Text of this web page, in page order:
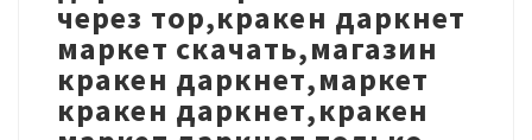
через тор,кракен даркнет
маркет скачать,магазин
кракен даркнет,маркет
кракен даркнет,кракен